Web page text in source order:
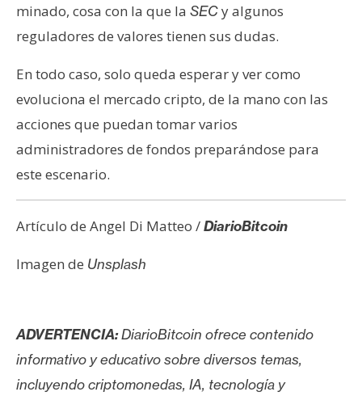
minado, cosa con la que la SECy algunos
reguladores de valores tienen sus dudas.
En todo caso, solo queda esperar y ver como
evoluciona el mercado cripto, de la mano con las
acciones que puedan tomar varios
administradores de fondos preparándose para
este escenario.
Artículo de Angel Di Matteo /DiarioBitcoin
Imagen de Unsplash
ADVERTENCIA:DiarioBitcoin ofrece contenido
informativo y educativo sobre diversos temas,
incluyendo criptomonedas, IA, tecnología y